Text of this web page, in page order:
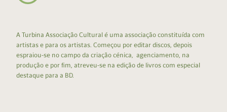
A Turbina Associação Cultural é uma associação constituída com
artistas e para os artistas. Começou por editar discos, depois
espraiou-se no campo da criação cénica, agenciamento, na
produção e por fim, atreveu-se na edição de livros com especial
destaque para a BD.